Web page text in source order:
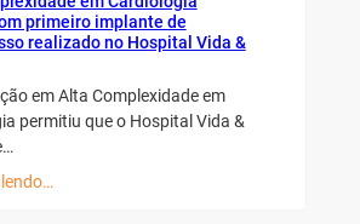
primeiro implante de
realizado no Hospital Vida &
permitiu que o Hospital Vida &